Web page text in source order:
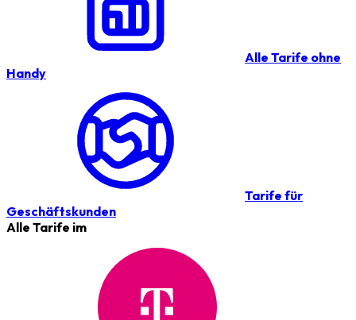
Alle Tarife ohne
Handy
Tarife für
Geschäftskunden
Alle Tarife im